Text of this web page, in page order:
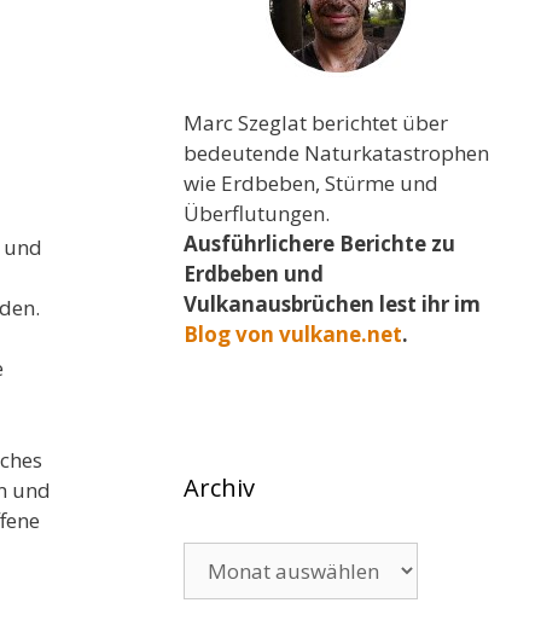
und
Marc Szeglat berichtet über
bedeutende Naturkatastrophen
wie Erdbeben, Stürme und
Überflutungen.
Ausführlichere Berichte zu
Erdbeben und
Vulkanausbrüchen lest ihr im
Blog von vulkane.net.
Archiv